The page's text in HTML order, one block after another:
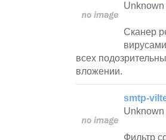
Unknown
Сканер
всех
вложении.
smtp-
Unknown
Фильтр